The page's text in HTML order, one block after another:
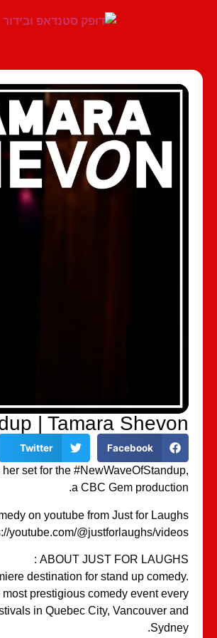
| Tamara Shevon
Facebook
Twitter
set for the #NewWaveOfStandup,
a CBC Gem production.
on youtube from Just for Laughs
youtube.com/@justforlaughs/videos
ABOUT JUST FOR LAUGHS :
destination for stand up comedy.
prestigious comedy event every
in Quebec City, Vancouver and
Sydney.